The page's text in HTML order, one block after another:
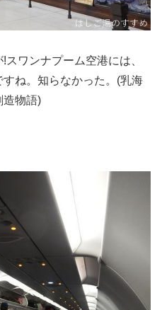
ワンナプーム空港には、
ね。知らなかった。(乳海
造物語)